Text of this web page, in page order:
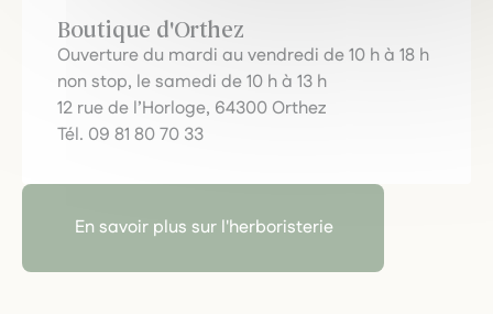
Boutique d'Orthez
Ouverture du mardi au vendredi de 10 h à 18 h
non stop, le samedi de 10 h à 13 h
12 rue de l’Horloge, 64300 Orthez
Tél. 09 81 80 70 33
En savoir plus sur l'herboristerie